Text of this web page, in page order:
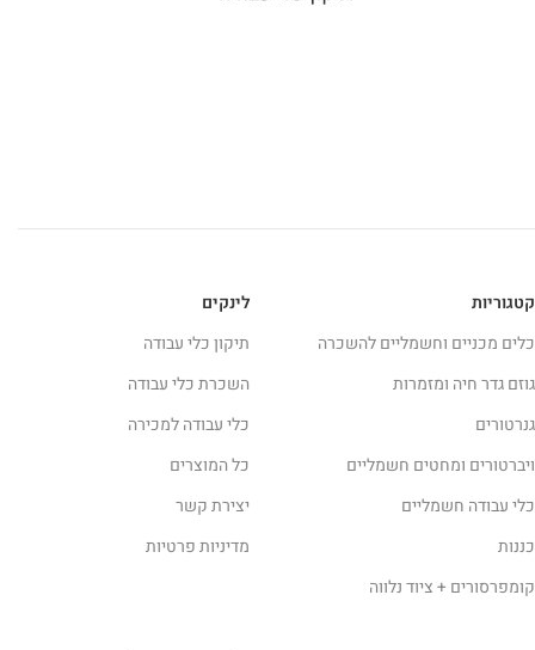
לינקים
תיקון כלי עבודה
השכרת כלי עבודה
כלי עבודה למכירה
כל המוצרים
יצירת קשר
מדיניות פרטיות
קטגוריות
כלים מכניים וחשמליים להשכרה
גוזם גדר חיה ומזמרות
גנרטורים
ויברטורים ומחטים חשמליים
כלי עבודה חשמליים
כננות
קומפרסורים + ציוד נלווה